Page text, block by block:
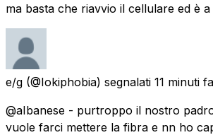
ma basta che riavvio il cellulare ed è
e/g (@Iokiphobia) segnalati 11 minuti fa
@aIbanese - purtroppo il nostro
vuole farci mettere la fibra e nn ho